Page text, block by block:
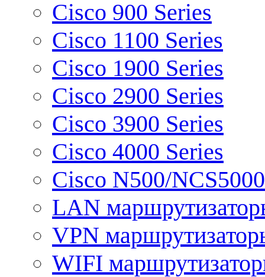
Cisco 900 Series
Cisco 1100 Series
Cisco 1900 Series
Cisco 2900 Series
Cisco 3900 Series
Cisco 4000 Series
Cisco N500/
LAN
VPN
WIFI